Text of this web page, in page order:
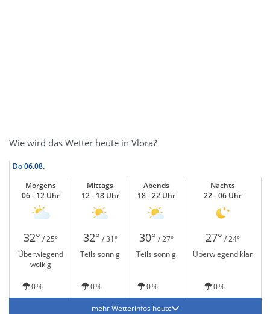
Wie wird das Wetter heute in Vlora?
Do06.08.
Morgens
06 - 12 Uhr
Mittags
12 - 18 Uhr
Abends
18 - 22 Uhr
Nachts
22 - 06 Uhr
32° / 25° 32° / 31° 30° / 27° 27° / 24°
Überwiegend
wolkig
Teils sonnig Teils sonnig Überwiegend klar
0 % 0 % 0 % 0 %
mehr Wetterinfos heute